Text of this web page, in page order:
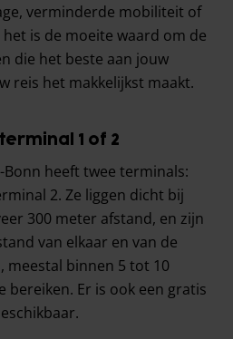
verminderde mobiliteit of
is de moeite waard om de
die het beste aan jouw
reis het makkelijkst maakt.
1 of 2
Bonn heeft twee terminals:
2. Ze liggen dicht bij
300 meter afstand, en zijn
van elkaar en van de
meestal binnen 5 tot 10
bereiken. Er is ook een gratis